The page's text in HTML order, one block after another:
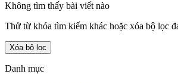
Không tìm thấy bài viết nào
Thử từ khóa tìm kiếm khác hoặc xóa bộ lọc
Xóa bộ lọc
Danh mục